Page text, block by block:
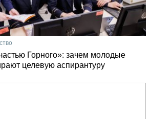
Горного»: зачем молодые
целевую аспирантуру